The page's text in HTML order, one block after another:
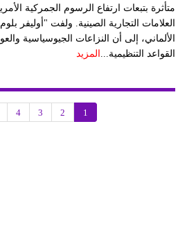
متأثرة بتبعات ارتفاع الرسوم الجمركية
العلامات التجارية الصينية. ولفت "أوليفر
الألماني، إلى أن النزاعات الجيوسياسية
القواعد التنظيمية... المزيد
1
2
3
4